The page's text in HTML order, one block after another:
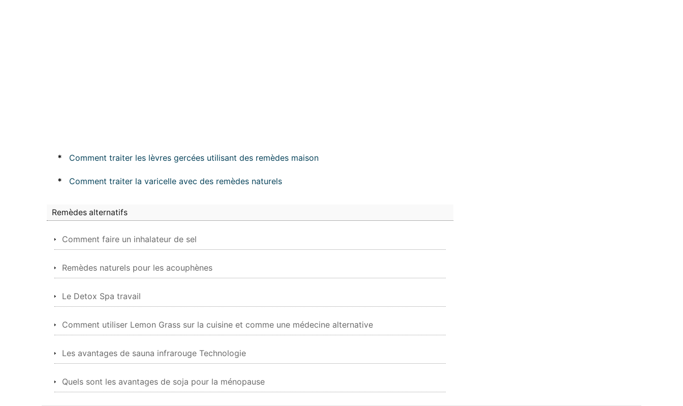
* Comment traiter les lèvres gercées utilisant des remèdes maison
* Comment traiter la varicelle avec des remèdes naturels
Remèdes alternatifs
Comment faire un inhalateur de sel
Remèdes naturels pour les acouphènes
Le Detox Spa travail
Comment utiliser Lemon Grass sur la cuisine et comme une médecine alternative
Les avantages de sauna infrarouge Technologie
Quels sont les avantages de soja pour la ménopause